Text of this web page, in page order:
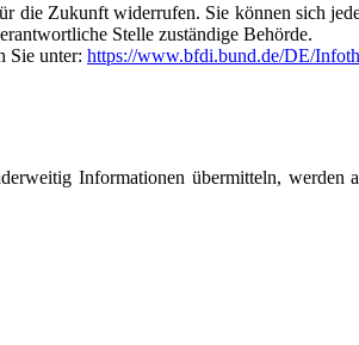
Zukunft widerrufen. Sie können sich
Stelle zuständige Behörde.
Sie unter: https://www.bfdi.bund.de/DE/
Informationen übermitteln, werden